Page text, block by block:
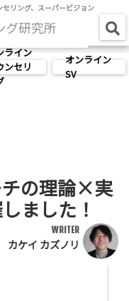
リング、スーパービジョン
ライン
ンセリ
オンライン
SV
チの理論×実
ました！
WRITER
カケイ カズノリ